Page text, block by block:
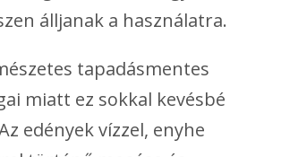
álljanak a használatra.
tapadásmentes
miatt ez sokkal kevésbé
edények vízzel, enyhe